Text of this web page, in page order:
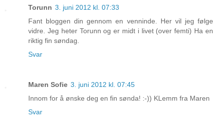
Torunn 3. juni 2012 kl. 07:33
Fant bloggen din gennom en venninde. Her vil jeg følge
vidre. Jeg heter Torunn og er midt i livet (over femti) Ha en
riktig fin søndag.
Svar
Maren Sofie 3. juni 2012 kl. 07:45
Innom for å ønske deg en fin sønda! :-)) KLemm fra Maren
Svar